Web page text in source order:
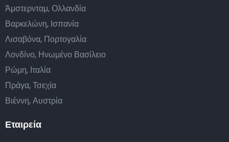
Εταιρεία
Άμστερνταμ, Ολλανδία
Βαρκελώνη, Ισπανία
Λισαβόνα, Πορτογαλία
Λονδίνο, Ηνωμένο Βασίλειο
Ρώμη, Ιταλία
Πράγα, Τσεχία
Βιέννη, Αυστρία